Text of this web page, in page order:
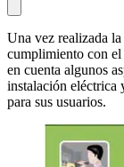
Una vez realizada
cumplimiento con
en cuenta algunos
instalación eléctrica
para sus usuarios.